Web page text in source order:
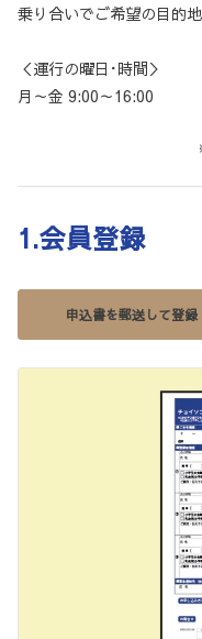
乗り合いでご希望の目的地
＜運行の曜日･時間＞
月～金 9:00～16:00
1.会員登録
申込書を郵送して登録